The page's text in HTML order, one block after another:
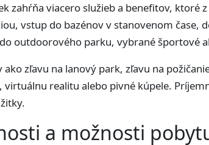
zahŕňa viacero služieb a benefitov,
vstup do bazénov v stanovenom čase,
outdoorového parku, vybrané športové
ako zľavu na lanový park, zľavu na
virtuálnu realitu alebo pivné kúpele.
a možnosti